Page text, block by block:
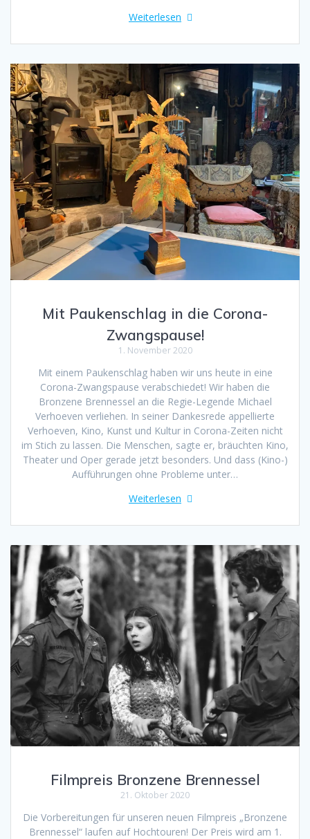
Weiterlesen
Mit Paukenschlag in die Corona-
Zwangspause!
1. November 2020
Mit einem Paukenschlag haben wir uns heute in eine
Corona-Zwangspause verabschiedet! Wir haben die
Bronzene Brennessel an die Regie-Legende Michael
Verhoeven verliehen. In seiner Dankesrede appellierte
Verhoeven, Kino, Kunst und Kultur in Corona-Zeiten nicht
im Stich zu lassen. Die Menschen, sagte er, bräuchten Kino,
Theater und Oper gerade jetzt besonders. Und dass (Kino-)
Aufführungen ohne Probleme unter…
Weiterlesen
Filmpreis Bronzene Brennessel
21. Oktober 2020
Die Vorbereitungen für unseren neuen Filmpreis „Bronzene
Brennessel“ laufen auf Hochtouren! Der Preis wird am 1.